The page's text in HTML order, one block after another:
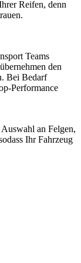
Reifen, denn
Teams
den
Bei Bedarf
Performance
an Felgen,
Ihr Fahrzeug